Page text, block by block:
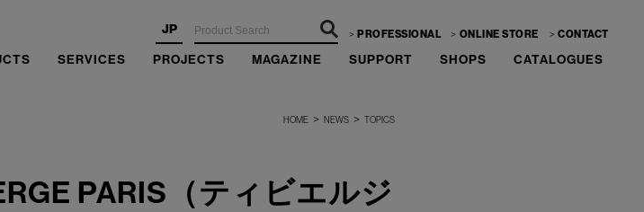
JP PROFESSIONAL ONLINE STORE CONTACT
SERVICES PROJECTS MAGAZINE SUPPORT SHOPS CATALOGUES
HOME > NEWS > TOPICS
PARIS（ティビエルジ